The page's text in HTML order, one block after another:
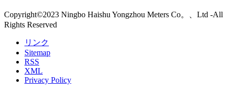
Copyright©2023 Ningbo Haishu Yongzhou Meters Co。、Ltd -All
Rights Reserved
リンク
Sitemap
RSS
XML
Privacy Policy